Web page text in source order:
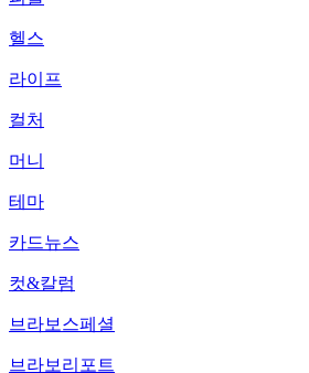
헬스
라이프
컬처
머니
테마
카드뉴스
컷&칼럼
브라보스페셜
브라보리포트